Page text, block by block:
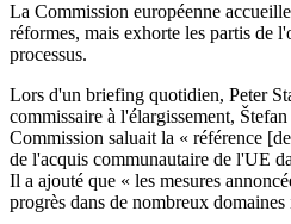
La Commission européenne
réformes, mais exhorte les partis de
processus.
Lors d'un briefing quotidien, Peter
commissaire à l'élargissement,
Commission saluait la « référence
de l'acquis communautaire de l'UE
Il a ajouté que « les mesures
progrès dans de nombreux domaines